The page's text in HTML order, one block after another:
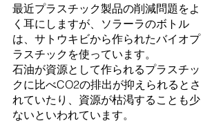
最近プラスチック製品の削減問題をよ
く耳にしますが、ソラーラのボトル
は、サトウキビから作られたバイオプ
ラスチックを使っています。
石油が資源として作られるプラスチッ
クに比べCO2の排出が抑えられるとさ
れていたり、資源が枯渇することも少
ないといわれています。